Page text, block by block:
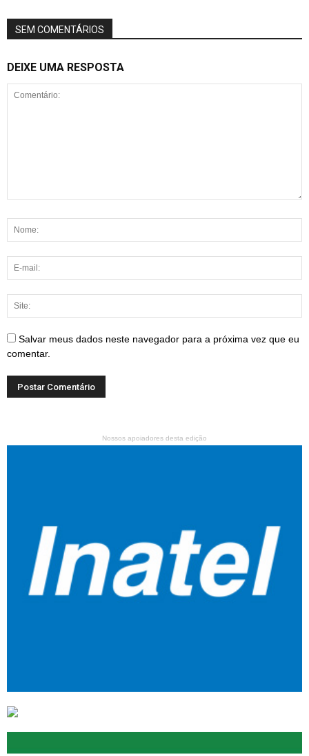
SEM COMENTÁRIOS
DEIXE UMA RESPOSTA
Salvar meus dados neste navegador para a próxima vez que eu
comentar.
Nossos apoiadores desta edição